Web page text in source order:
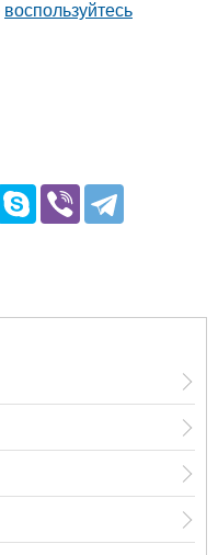
воспользуйтесь